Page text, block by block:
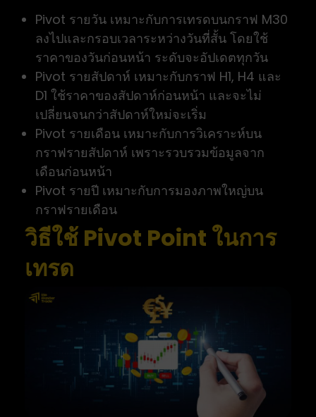
Pivot รายวัน เหมาะกับการเทรดบนกราฟ M30
ลงไปและกรอบเวลาระหว่างวันที่สั้น โดยใช้
ราคาของวันก่อนหน้า ระดับจะอัปเดตทุกวัน
Pivot รายสัปดาห์ เหมาะกับกราฟ H1, H4 และ
D1 ใช้ราคาของสัปดาห์ก่อนหน้า และจะไม่
เปลี่ยนจนกว่าสัปดาห์ใหม่จะเริ่ม
Pivot รายเดือน เหมาะกับการวิเคราะห์บน
กราฟรายสัปดาห์ เพราะรวบรวมข้อมูลจาก
เดือนก่อนหน้า
Pivot รายปี เหมาะกับการมองภาพใหญ่บน
กราฟรายเดือน
วิธีใช้ Pivot Point ในการ
เทรด